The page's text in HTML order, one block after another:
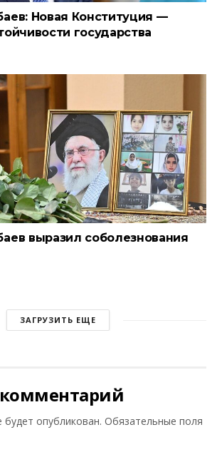
Новая Конституция —
государства
выразил соболезнования
ЗАГРУЗИТЬ ЕЩЕ
опубликован. Обязательные поля